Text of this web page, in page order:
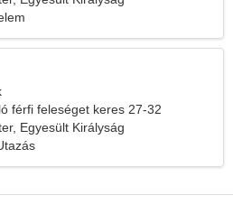
férfi feleséget keres 27-32
Egyesült Királyság